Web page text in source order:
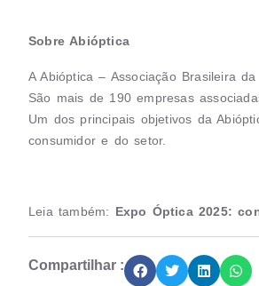
Sobre Abióptica
A Abióptica – Associação Brasileira
São mais de 190 empresas
Um dos principais objetivos da
consumidor e do setor.
Leia também: Expo Óptica 2025:
Compartilhar :